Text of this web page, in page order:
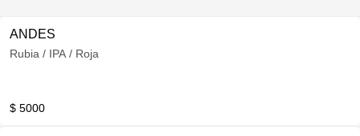
ANDES
Rubia / IPA / Roja
$ 5000